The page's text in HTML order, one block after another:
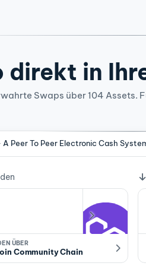
direkt in
Swaps über 104 Assets.
Peer To Peer Electronic Cash
ÜBER
Community Chain